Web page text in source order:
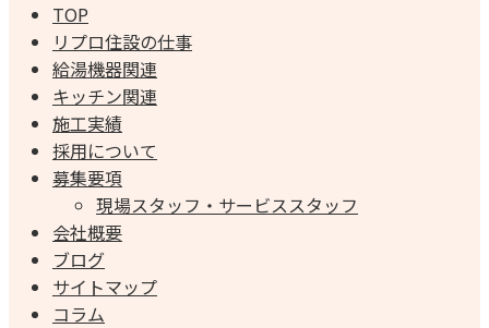
TOP
リプロ住設の仕事
給湯機器関連
キッチン関連
施工実績
採用について
募集要項
現場スタッフ・サービススタッフ
会社概要
ブログ
サイトマップ
コラム